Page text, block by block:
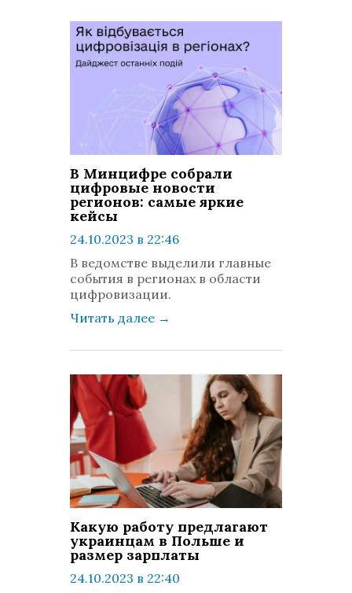
В Минцифре собрали
цифровые новости
регионов: самые яркие
кейсы
24.10.2023 в 22:46
комментариев: 0
В ведомстве выделили главные
события в регионах в области
цифровизации.
Читать далее →
Какую работу предлагают
украинцам в Польше и
размер зарплаты
24.10.2023 в 22:40